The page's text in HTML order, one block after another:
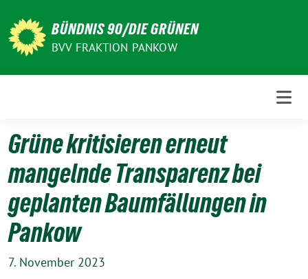
zum
Inhalt
BÜNDNIS 90/DIE GRÜNEN
BVV FRAKTION PANKOW
Grüne kritisieren erneut
mangelnde Transparenz bei
geplanten Baumfällungen in
Pankow
7. November 2023